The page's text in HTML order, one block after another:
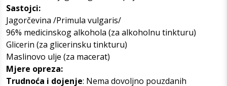
Sastojci:
Jagorčevina /Primula vulgaris/
96% medicinskog alkohola (za alkoholnu tinkturu)
Glicerin (za glicerinsku tinkturu)
Maslinovo ulje (za macerat)
Mjere opreza:
Trudnoća i dojenje: Nema dovoljno pouzdanih